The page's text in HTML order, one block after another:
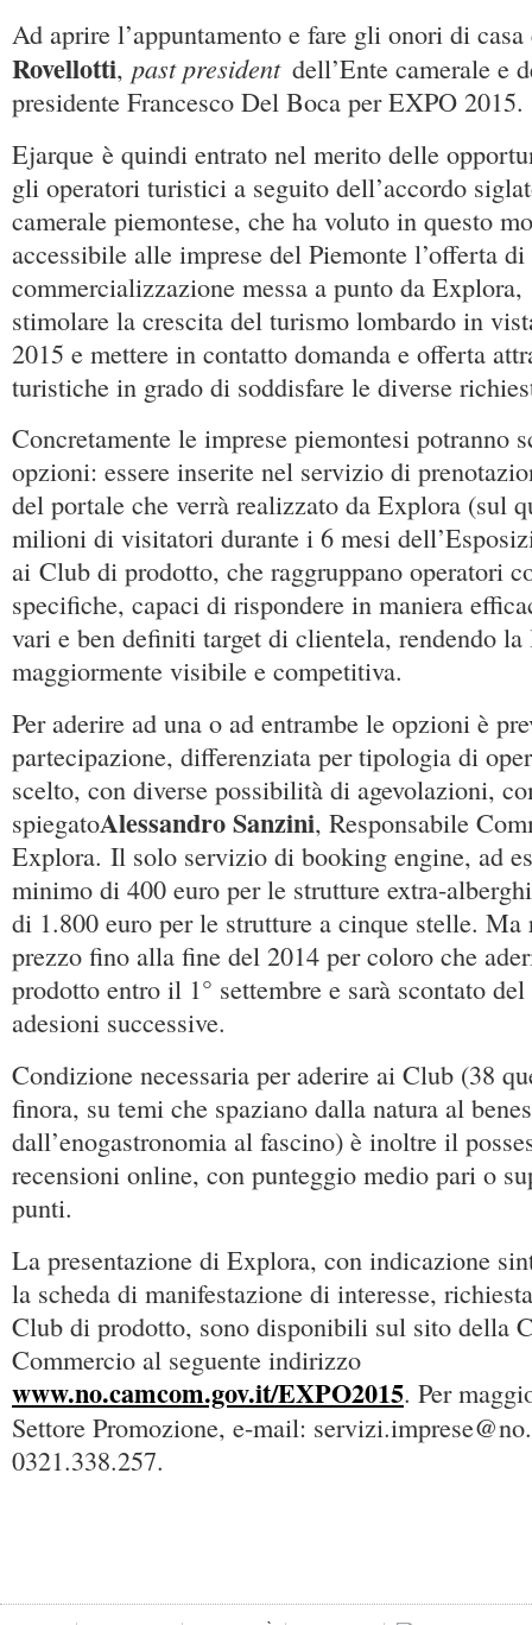
Ad aprire l’appuntamento e fare gli onori di
Rovellotti, past president dell’Ente camerale e
presidente Francesco Del Boca per EXPO 2015.
Ejarque è quindi entrato nel merito delle
gli operatori turistici a seguito dell’accordo
camerale piemontese, che ha voluto in questo
accessibile alle imprese del Piemonte l’offerta
commercializzazione messa a punto da Explora,
stimolare la crescita del turismo lombardo in
2015 e mettere in contatto domanda e offerta
turistiche in grado di soddisfare le diverse
Concretamente le imprese piemontesi potranno
opzioni: essere inserite nel servizio di
del portale che verrà realizzato da Explora (sul
milioni di visitatori durante i 6 mesi
ai Club di prodotto, che raggruppano operatori
specifiche, capaci di rispondere in maniera
vari e ben definiti target di clientela, rendendo
maggiormente visibile e competitiva.
Per aderire ad una o ad entrambe le opzioni è
partecipazione, differenziata per tipologia di
scelto, con diverse possibilità di agevolazioni,
spiegatoAlessandro Sanzini, Responsabile
Explora. Il solo servizio di booking engine, ad
minimo di 400 euro per le strutture extra-
di 1.800 euro per le strutture a cinque stelle.
prezzo fino alla fine del 2014 per coloro che
prodotto entro il 1° settembre e sarà scontato
adesioni successive.
Condizione necessaria per aderire ai Club (38
finora, su temi che spaziano dalla natura al
dall’enogastronomia al fascino) è inoltre il
recensioni online, con punteggio medio pari o
punti.
La presentazione di Explora, con indicazione
la scheda di manifestazione di interesse,
Club di prodotto, sono disponibili sul sito della
Commercio al seguente indirizzo
www.no.camcom.gov.it/EXPO2015. Per
Settore Promozione, e-mail:
0321.338.257.